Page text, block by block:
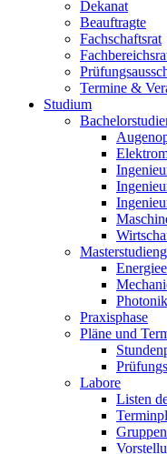
Dekanat
Beauftragte
Fachschaftsrat
Termine &
Studium
Photonik
Praxisphase
Pläne und
Labore
Listen